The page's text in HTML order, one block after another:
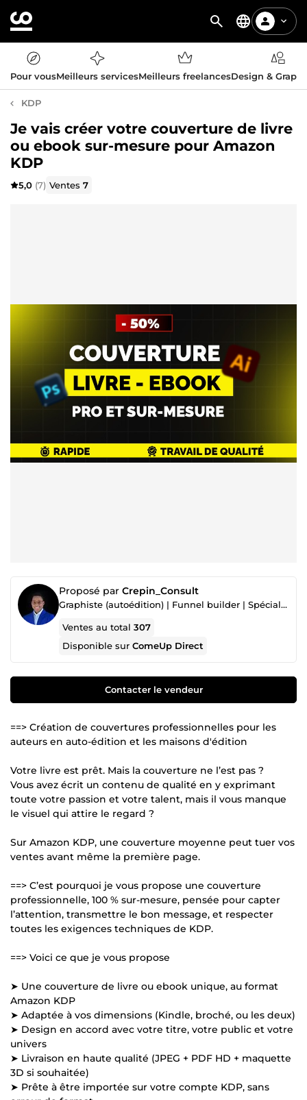
Pour vousMeilleurs servicesMeilleurs freelancesDesign &
KDP
Je vais créer votre couverture de livre
ou ebook sur-mesure pour Amazon
KDP
5,0 (7) Ventes7
Proposé par Crepin_Consult
Graphiste (autoédition) | Funnel builder | Spécialiste Amazon KDP & Marketing Digital
Ventes au total307
Disponible surComeUp Direct
Contacter le vendeur
==> Création de couvertures professionnelles pour les
auteurs en auto-édition et les maisons d'édition
Votre livre est prêt. Mais la couverture ne l’est pas ?
Vous avez écrit un contenu de qualité en y exprimant
toute votre passion et votre talent, mais il vous manque
le visuel qui attire le regard ?
Sur Amazon KDP, une couverture moyenne peut tuer vos
ventes avant même la première page.
==> C’est pourquoi je vous propose une couverture
professionnelle, 100 % sur-mesure, pensée pour capter
l’attention, transmettre le bon message, et respecter
toutes les exigences techniques de KDP.
==> Voici ce que je vous propose
➤ Une couverture de livre ou ebook unique, au format
Amazon KDP
➤ Adaptée à vos dimensions (Kindle, broché, ou les deux)
➤ Design en accord avec votre titre, votre public et votre
univers
➤ Livraison en haute qualité (JPEG + PDF HD + maquette
3D si souhaitée)
➤ Prête à être importée sur votre compte KDP, sans